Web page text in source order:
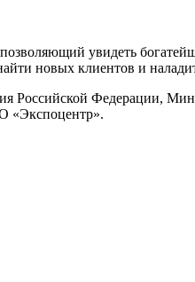
увидеть
новых клиентов и
Российской Федерации,
«Экспоцентр».